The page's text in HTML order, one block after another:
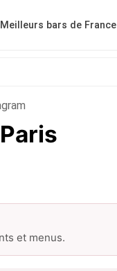
Meilleurs bars de France
et menus.